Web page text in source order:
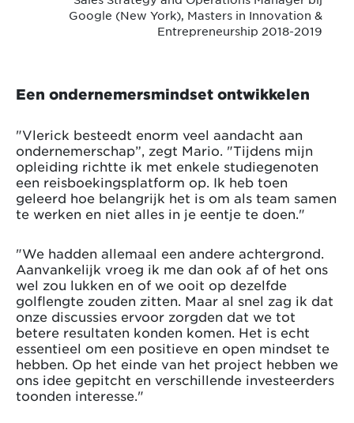
Google (New York), Masters in Innovation &
Entrepreneurship 2018-2019
Een ondernemersmindset ontwikkelen
"Vlerick besteedt enorm veel aandacht aan
ondernemerschap”, zegt Mario. "Tijdens mijn
opleiding richtte ik met enkele studiegenoten
een reisboekingsplatform op. Ik heb toen
geleerd hoe belangrijk het is om als team samen
te werken en niet alles in je eentje te doen."
"We hadden allemaal een andere achtergrond.
Aanvankelijk vroeg ik me dan ook af of het ons
wel zou lukken en of we ooit op dezelfde
golflengte zouden zitten. Maar al snel zag ik dat
onze discussies ervoor zorgden dat we tot
betere resultaten konden komen. Het is echt
essentieel om een positieve en open mindset te
hebben. Op het einde van het project hebben we
ons idee gepitcht en verschillende investeerders
toonden interesse."